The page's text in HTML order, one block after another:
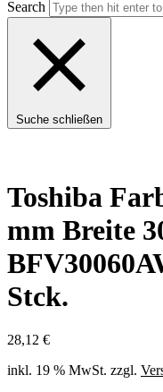
Search
Suche schließen
Toshiba
mm Breite
Stck.
28,12 €
inkl. 19 % MwSt. zzgl.